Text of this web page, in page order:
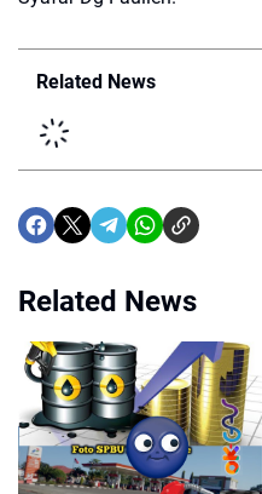
Related News
Related News